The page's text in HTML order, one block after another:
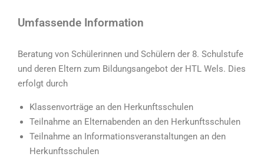
Umfassende Information
Beratung von Schülerinnen und Schülern der 8. Schulstufe
und deren Eltern zum Bildungsangebot der HTL Wels. Dies
erfolgt durch
Klassenvorträge an den Herkunftsschulen
Teilnahme an Elternabenden an den Herkunftsschulen
Teilnahme an Informationsveranstaltungen an den
Herkunftsschulen